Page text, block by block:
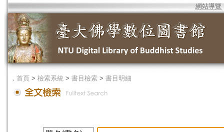
網站導覽
． 首頁 > 檢索系統 > 書目檢索 > 書目明細